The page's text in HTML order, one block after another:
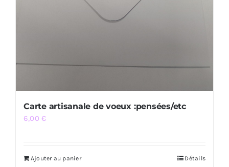
Carte artisanale de voeux :pensées/etc
6,00€
Ajouter au panier Détails